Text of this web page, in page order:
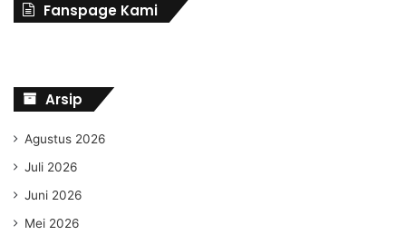
Fanspage Kami
Arsip
Agustus 2026
Juli 2026
Juni 2026
Mei 2026